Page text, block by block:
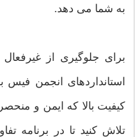
به شما می دهد.
برای جلوگیری از
استانداردهای انجمن فیس
کیفیت بالا که ایمن و
تلاش کنید تا در برنامه